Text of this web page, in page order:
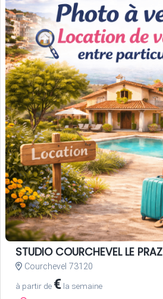
STUDIO COURCHEVEL LE PRAZ
Courchevel 73120
à partir de € la semaine